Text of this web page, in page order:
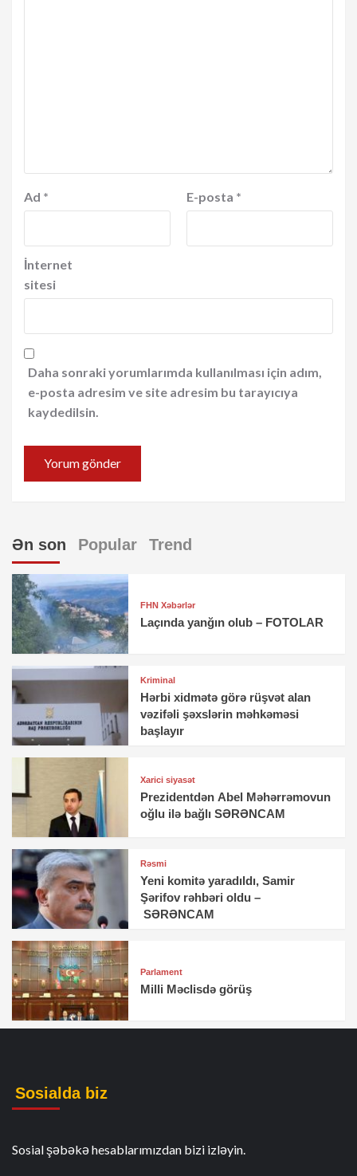
Ad * E-posta *
İnternet
sitesi
Daha sonraki yorumlarımda kullanılması için adım,
e-posta adresim ve site adresim bu tarayıcıya
kaydedilsin.
Ən son Popular Trend
FHN Xəbərlər
Laçında yanğın olub – FOTOLAR
Kriminal
Hərbi xidmətə görə rüşvət alan
vəzifəli şəxslərin məhkəməsi
başlayır
Xarici siyasət
Prezidentdən Abel Məhərrəmovun
oğlu ilə bağlı SƏRƏNCAM
Rəsmi
Yeni komitə yaradıldı, Samir
Şərifov rəhbəri oldu –
SƏRƏNCAM
Parlament
Milli Məclisdə görüş
Sosialda biz
Sosial şəbəkə hesablarımızdan bizi izləyin.